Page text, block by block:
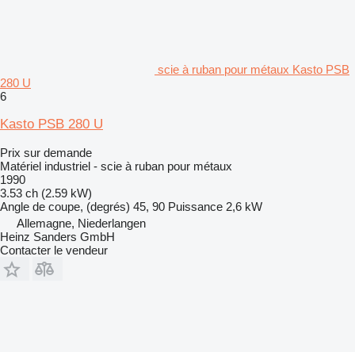
scie à ruban pour métaux Kasto PSB
280 U
6
Kasto PSB 280 U
Prix sur demande
Matériel industriel - scie à ruban pour métaux
1990
3.53 ch (2.59 kW)
Angle de coupe, (degrés) 45, 90 Puissance 2,6 kW
Allemagne, Niederlangen
Heinz Sanders GmbH
Contacter le vendeur